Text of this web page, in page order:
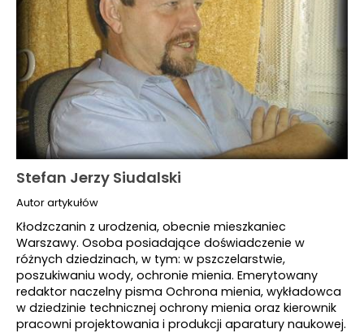
Stefan Jerzy Siudalski
Autor artykułów
Kłodzczanin z urodzenia, obecnie mieszkaniec
Warszawy. Osoba posiadające doświadczenie w
różnych dziedzinach, w tym: w pszczelarstwie,
poszukiwaniu wody, ochronie mienia. Emerytowany
redaktor naczelny pisma Ochrona mienia, wykładowca
w dziedzinie technicznej ochrony mienia oraz kierownik
pracowni projektowania i produkcji aparatury naukowej.